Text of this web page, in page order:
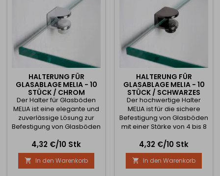
HALTERUNG FÜR
GLASABLAGE MELIA - 10
STÜCK / CHROM
GLÄNZEND
Der Halter für Glasböden
MELIA ist eine elegante und
zuverlässige Lösung zur
Befestigung von Glasböden
gewerblichen Räumen. Die
glänzende
Chromausführung verleiht
ein modernes Aussehen
Preis
4,32 €/10 Stk
 In den Warenkorb
HALTERUNG FÜR
GLASABLAGE MELIA - 10
STÜCK / SCHWARZES
NICKEL
Der hochwertige Halter
MELIA ist für die sichere
Befestigung von Glasböden
mit einer Stärke von 4 bis 8
robusten Konstruktion aus
Zamak bietet er
zuverlässigen Halt und eine
hohe Beständigkeit gegen
Preis
4,32 €/10 Stk
 In den Warenkorb